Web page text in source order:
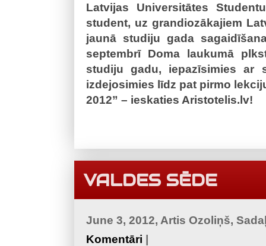
Latvijas Universitātes
student, uz grandiozākajiem
jaunā studiju gada
septembrī Doma laukumā
studiju gadu, iepazīsimies ar
izdejosimies līdz pat pirmo
2012” – ieskaties Aristotelis.lv!
VALDES SĒDE
June 3, 2012, Artis Ozoliņš,
Komentāri |